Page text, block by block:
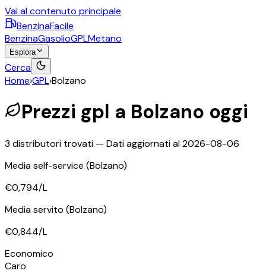
Vai al contenuto principale
BenzinaFacile
BenzinaGasolioGPLMetano
Esplora
Cerca
Home›GPL›Bolzano
Prezzi gpl a Bolzano oggi
3 distributori trovati — Dati aggiornati al2026-08-06
Media self-service (Bolzano)
€0,794/L
Media servito (Bolzano)
€0,844/L
Economico
Caro